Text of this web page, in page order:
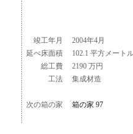
竣工年月
2004年4月
延べ床面積
102.1 平方メート
総工費
2190 万円
工法
集成材造
次の箱の家 箱の家 97